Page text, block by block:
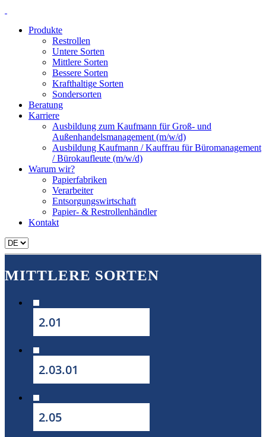
Produkte
Restrollen
Untere Sorten
Mittlere Sorten
Bessere Sorten
Krafthaltige Sorten
Sondersorten
Beratung
Karriere
Ausbildung zum Kaufmann für Groß- und
Außenhandelsmanagement (m/w/d)
Ausbildung Kaufmann / Kauffrau für Büromanagement
/ Bürokaufleute (m/w/d)
Warum wir?
Papierfabriken
Verarbeiter
Entsorgungswirtschaft
Papier- & Restrollenhändler
Kontakt
Sprache
auswählen
MITTLERE SORTEN
2.01
2.03.01
2.05